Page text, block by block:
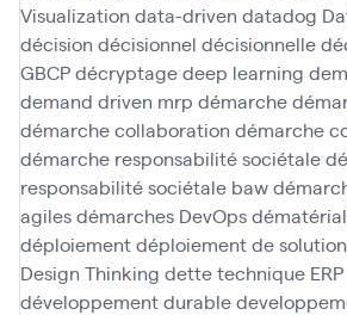
Visualization data-driven datadog
décision décisionnel décisionnelle
GBCPdécryptagedeep learning
demand driven mrp démarche
démarche collaboration démarche
démarche responsabilité sociétale
responsabilité sociétale baw
agilesdémarches DevOps
déploiementdéploiement de
Design Thinking dette technique ERP
développement durable